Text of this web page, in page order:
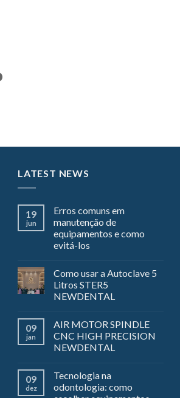
LATEST NEWS
19
jun
Erros comuns em
manutenção de
equipamentos e como
evitá-los
Como usar a Autoclave 5
Litros STER5
NEWDENTAL
09
jan
AIR MOTOR SPINDLE
CNC HIGH PRECISION
NEWDENTAL
09
dez
Tecnologia na
odontologia: como